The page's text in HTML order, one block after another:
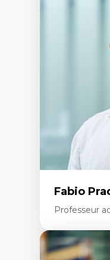
Conciliation
Gestion des
(attraction
Recherche
Éthique des
Fabio
Professeur
Expertises